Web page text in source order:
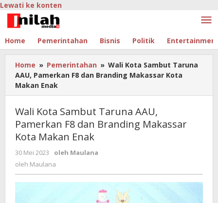
Lewati ke konten
Home Pemerintahan Bisnis Politik
Home » Pemerintahan » Wali Kota Sambut Taruna
AAU, Pamerkan F8 dan Branding Makassar Kota
Makan Enak
Wali Kota Sambut Taruna AAU,
Pamerkan F8 dan Branding Makassar
Kota Makan Enak
30 Mei 2023 oleh Maulana
oleh Maulana